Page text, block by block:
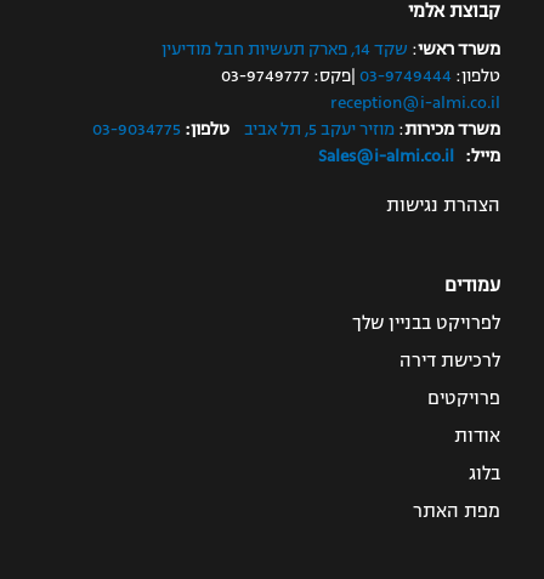
קבוצת אלמי
משרד ראשי: שקד 14, פארק תעשיות חבל מודיעין
טלפון:03-9749444 |פקס: 03-9749777
reception@i-almi.co.il
משרד מכירות:מוזיר יעקב 5, תל אביב טלפון: 03-9034775
מייל:Sales@i-almi.co.il
הצהרת נגישות
עמודים
לפרויקט בבניין שלך
לרכישת דירה
פרויקטים
אודות
בלוג
מפת האתר